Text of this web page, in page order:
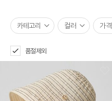
카테고리 컬러 가격
품절제외